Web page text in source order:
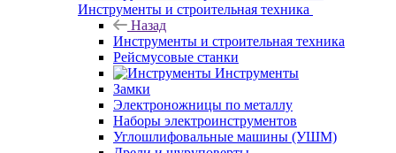
Инструменты и строительная техника
Назад
Инструменты и строительная техника
Рейсмусовые станки
Инструменты
Замки
Электроножницы по металлу
Наборы электроинструментов
Углошлифовальные машины (УШМ)